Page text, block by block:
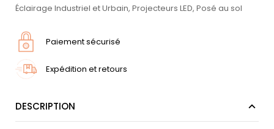
Éclairage Industriel et Urbain, Projecteurs LED, Posé au sol
Paiement sécurisé
Expédition et retours
DESCRIPTION